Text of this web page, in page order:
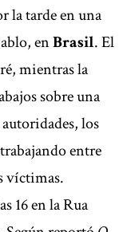
la tarde en una
enBrasil. El
mientras la
sobre una
los
entre
víctimas.
16 en la Rua